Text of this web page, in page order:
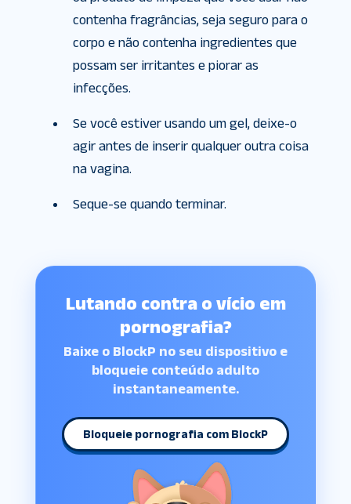
contenha fragrâncias, seja seguro para o
corpo e não contenha ingredientes que
possam ser irritantes e piorar as
infecções.
Se você estiver usando um gel, deixe-o
agir antes de inserir qualquer outra coisa
na vagina.
Seque-se quando terminar.
Lutando contra o vício em
pornografia?
Baixe o BlockP no seu dispositivo e
bloqueie conteúdo adulto
instantaneamente.
Bloqueie pornografia com BlockP